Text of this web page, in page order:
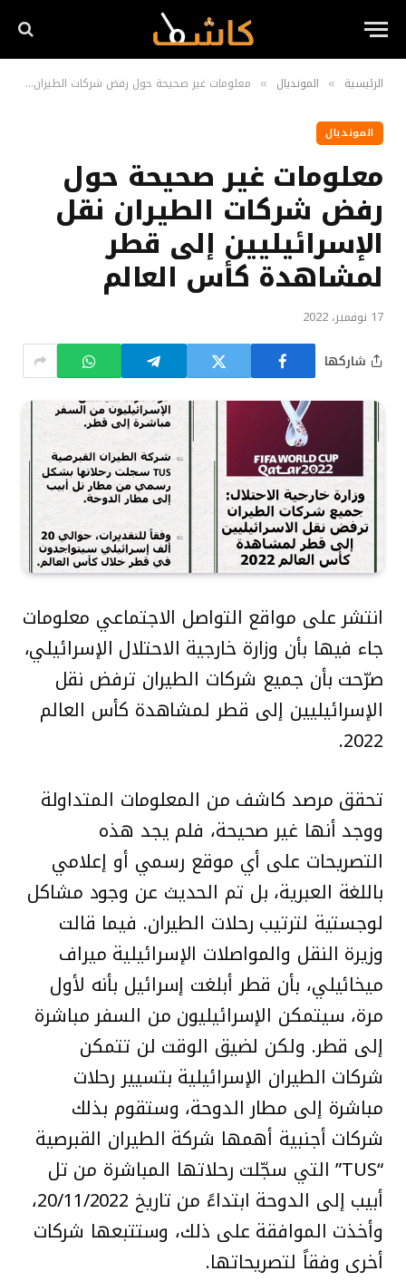
الرئيسية » المونديال » معلومات غير صحيحة حول رفض شركات الطيران نقل الإسرائيليين إلى قطر لمشاهدة كأس العالم
المونديال
معلومات غير صحيحة حول
رفض شركات الطيران نقل
الإسرائيليين إلى قطر
لمشاهدة كأس العالم
17 نوفمبر، 2022
شاركها
انتشر على مواقع التواصل الاجتماعي معلومات
جاء فيها بأن وزارة خارجية الاحتلال الإسرائيلي،
صرّحت بأن جميع شركات الطيران ترفض نقل
الإسرائيليين إلى قطر لمشاهدة كأس العالم
2022.
تحقق مرصد كاشف من المعلومات المتداولة
ووجد أنها غير صحيحة، فلم يجد هذه
التصريحات على أي موقع رسمي أو إعلامي
باللغة العبرية، بل تم الحديث عن وجود مشاكل
لوجستية لترتيب رحلات الطيران. فيما قالت
وزيرة النقل والمواصلات الإسرائيلية ميراف
ميخائيلي، بأن قطر أبلغت إسرائيل بأنه لأول
مرة، سيتمكن الإسرائيليون من السفر مباشرة
إلى قطر. ولكن لضيق الوقت لن تتمكن
شركات الطيران الإسرائيلية بتسيير رحلات
مباشرة إلى مطار الدوحة، وستقوم بذلك
شركات أجنبية أهمها شركة الطيران القبرصية
“TUS” التي سجّلت رحلاتها المباشرة من تل
أبيب إلى الدوحة ابتداءً من تاريخ 20/11/2022،
وأخذت الموافقة على ذلك، وستتبعها شركات
أخرى وفقاً لتصريحاتها.